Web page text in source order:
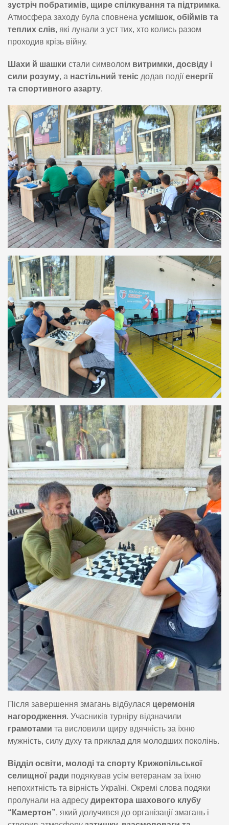
зустріч побратимів, щире спілкування та підтримка.
Атмосфера заходу була сповнена усмішок, обіймів та
теплих слів, які лунали з уст тих, хто колись разом
проходив крізь війну.
Шахи й шашки стали символом витримки, досвіду і
сили розуму, а настільний теніс додав подіїенергії
та спортивного азарту.
Після завершення змагань відбулася церемонія
нагородження. Учасників турніру відзначили
грамотами та висловили щиру вдячність за їхню
мужність, силу духу та приклад для молодших поколінь.
Відділ освіти, молоді та спорту Крижопільської
селищної ради подякував усім ветеранам за їхню
непохитність та вірність Україні. Окремі слова подяки
пролунали на адресу директора шахового клубу
“Камертон”, який долучився до організації змагань і